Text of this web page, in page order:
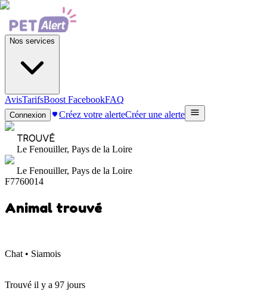
Nos services
AvisTarifsBoost FacebookFAQ
Connexion Créez votre alerteCréer une alerte
TROUVÉ
Le Fenouiller, Pays de la Loire
Le Fenouiller, Pays de la Loire
F7760014
Animal trouvé
Chat • Siamois
Trouvé il y a 97 jours